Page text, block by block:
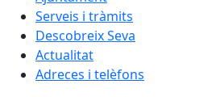
Serveis i tràmits
Descobreix Seva
Actualitat
Adreces i telèfons